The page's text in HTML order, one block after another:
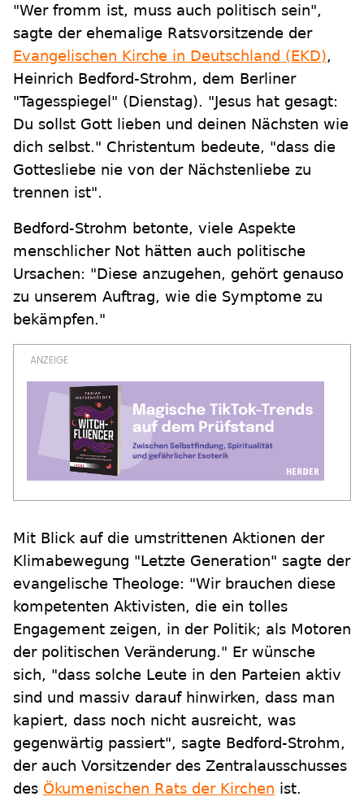
"Wer fromm ist, muss auch politisch sein",
sagte der ehemalige Ratsvorsitzende der
Evangelischen Kirche in Deutschland (EKD),
Heinrich Bedford-Strohm, dem Berliner
"Tagesspiegel" (Dienstag). "Jesus hat gesagt:
Du sollst Gott lieben und deinen Nächsten wie
dich selbst." Christentum bedeute, "dass die
Gottesliebe nie von der Nächstenliebe zu
trennen ist".
Bedford-Strohm betonte, viele Aspekte
menschlicher Not hätten auch politische
Ursachen: "Diese anzugehen, gehört genauso
zu unserem Auftrag, wie die Symptome zu
bekämpfen."
Mit Blick auf die umstrittenen Aktionen der
Klimabewegung "Letzte Generation" sagte der
evangelische Theologe: "Wir brauchen diese
kompetenten Aktivisten, die ein tolles
Engagement zeigen, in der Politik; als Motoren
der politischen Veränderung." Er wünsche
sich, "dass solche Leute in den Parteien aktiv
sind und massiv darauf hinwirken, dass man
kapiert, dass noch nicht ausreicht, was
gegenwärtig passiert", sagte Bedford-Strohm,
der auch Vorsitzender des Zentralausschusses
des Ökumenischen Rats der Kirchen ist.